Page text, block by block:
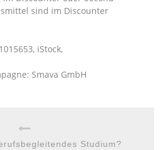
sind im Discounter
iStock,
Smava GmbH
Studium?